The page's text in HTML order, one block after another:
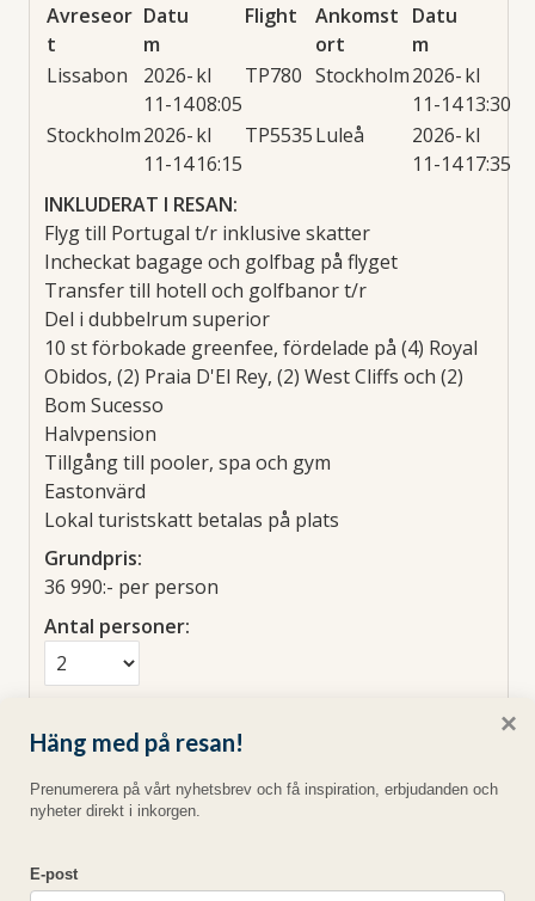
Avreseor
t
Datu
m
Flight
Ankomst
ort
Datu
m
Lissabon
2026-
11-14
kl
08:05
TP780 Stockholm2026-
11-14
kl
13:30
Stockholm2026-
11-14
kl
16:15
TP5535Luleå
2026-
11-14
kl
17:35
INKLUDERAT I RESAN:
Flyg till Portugal t/r inklusive skatter
Incheckat bagage och golfbag på flyget
Transfer till hotell och golfbanor t/r
Del i dubbelrum superior
10 st förbokade greenfee, fördelade på (4) Royal
Obidos, (2) Praia D'El Rey, (2) West Cliffs och (2)
Bom Sucesso
Halvpension
Tillgång till pooler, spa och gym
Eastonvärd
Lokal turistskatt betalas på plats
Grundpris:
36 990:- per person
Antal personer:
×
Häng med på resan!
Prenumerera på vårt nyhetsbrev och få inspiration, erbjudanden och
nyheter direkt i inkorgen.
E-post